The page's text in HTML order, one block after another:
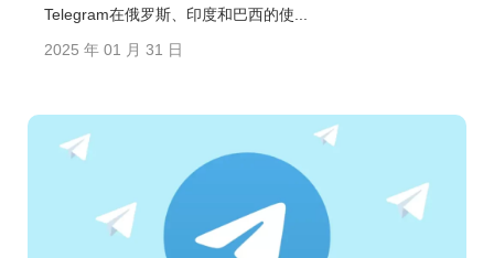
Telegram在俄罗斯、印度和巴西的使...
2025 年 01 月 31 日